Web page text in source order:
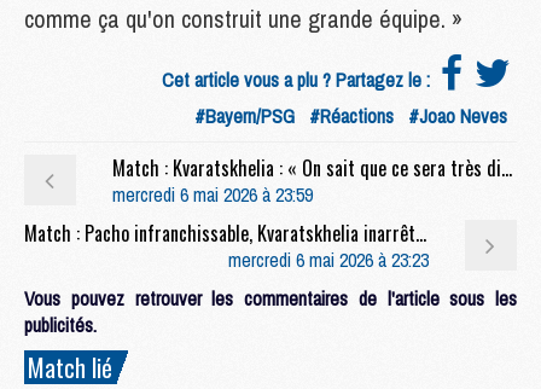
comme ça qu'on construit une grande équipe. »
Cet article vous a plu ? Partagez le :
#Bayern/PSG #Réactions #Joao Neves
Match : Kvaratskhelia : « On sait que ce sera très difficile face à Arsenal »
mercredi 6 mai 2026 à 23:59
Match : Pacho infranchissable, Kvaratskhelia inarrêtable, les notes de Bayern/PSG (1-1)
mercredi 6 mai 2026 à 23:23
Vous pouvez retrouver les commentaires de l'article sous les
publicités.
Match lié